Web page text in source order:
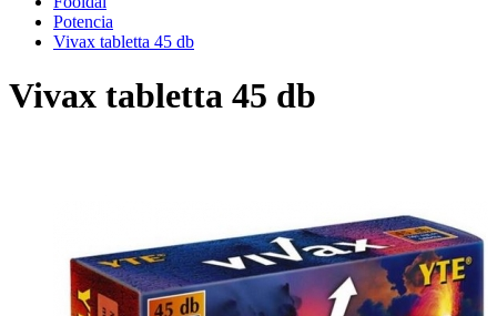
Potencia
Vivax tabletta 45 db
Vivax tabletta 45 db